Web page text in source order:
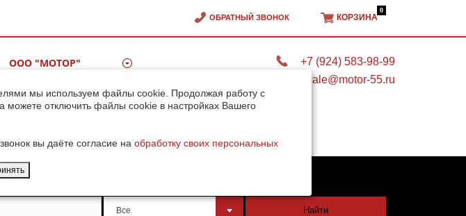
мы используем файлы cookie. Продолжая работу с
отключить файлы cookie в настройках Вашего
вы даёте согласие на обработку своих персональных
ОБРАТНЫЙ ЗВОНОК КОРЗИНА
0
ООО "МОТОР"
КОНТАКТЫ
+7 (924) 583-98-99
sale@motor-55.ru
Все Найти